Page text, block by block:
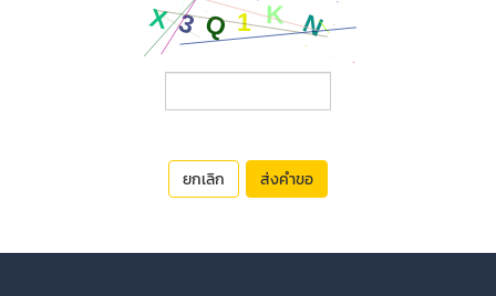
ยกเลิก ส่งคำขอ